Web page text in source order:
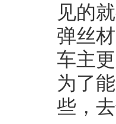
见的
弹丝
车主
为了
些，